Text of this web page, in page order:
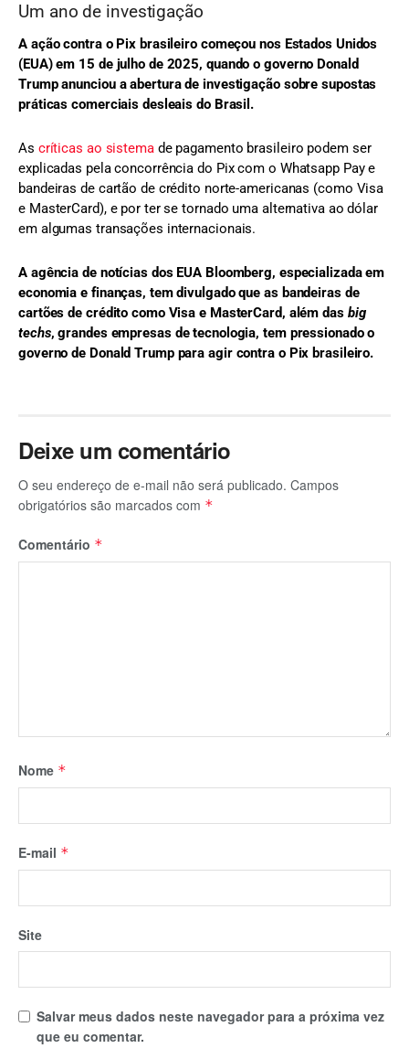
Um ano de investigação
A ação contra o Pix brasileiro começou nos Estados Unidos
(EUA) em 15 de julho de 2025, quando o governo Donald
Trump anunciou a abertura de investigação sobre supostas
práticas comerciais desleais do Brasil.
As críticas ao sistemade pagamento brasileiro podem ser
explicadas pela concorrência do Pix com o Whatsapp Pay e
bandeiras de cartão de crédito norte-americanas (como Visa
e MasterCard), e por ter se tornado uma alternativa ao dólar
em algumas transações internacionais.
A agência de notícias dos EUA Bloomberg, especializada em
economia e finanças, tem divulgado que as bandeiras de
cartões de crédito como Visa e MasterCard, além das big
techs, grandes empresas de tecnologia, tem pressionado o
governo de Donald Trump para agir contra o Pix brasileiro.
Deixe um comentário
O seu endereço de e-mail não será publicado. Campos
obrigatórios são marcados com *
Comentário *
Nome *
E-mail *
Site
Salvar meus dados neste navegador para a próxima vez
que eu comentar.